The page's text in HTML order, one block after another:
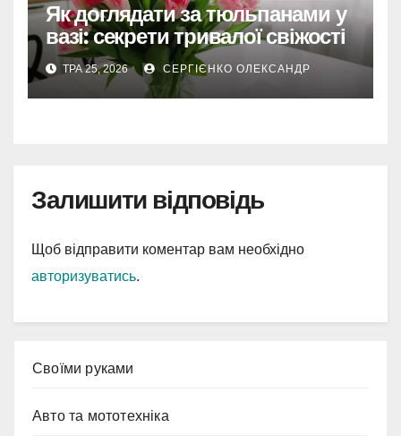
Як доглядати за тюльпанами у
вазі: секрети тривалої свіжості
ТРА 25, 2026 СЕРГІЄНКО ОЛЕКСАНДР
Залишити відповідь
Щоб відправити коментар вам необхідно
авторизуватись.
Cвоїми руками
Авто та мототехніка